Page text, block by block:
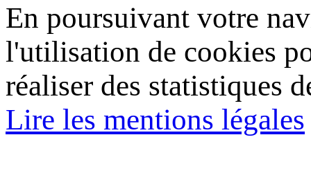
En poursuivant votre
l'utilisation de cookies
réaliser des statistiques
Lire les mentions légales